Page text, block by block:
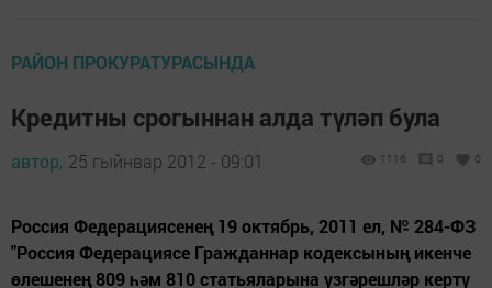
РАЙОН ПРОКУРАТУРАСЫНДА
Кредитны срогыннан алда түләп була
автор, 25 гыйнвар 2012 - 09:01 1116 0 0
Россия Федерациясенең 19 октябрь, 2011 ел, № 284-ФЗ
"Россия Федерациясе Гражданнар кодексының икенче
өлешенең 809 һәм 810 статьяларына үзгәрешләр кертү